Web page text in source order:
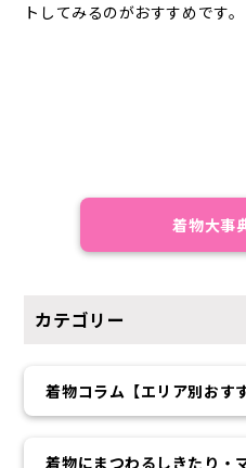
トしてみるのがおすすめです。
着物大事
カテゴリー
着物コラム【エリア別おす
着物にまつわるしきたり・